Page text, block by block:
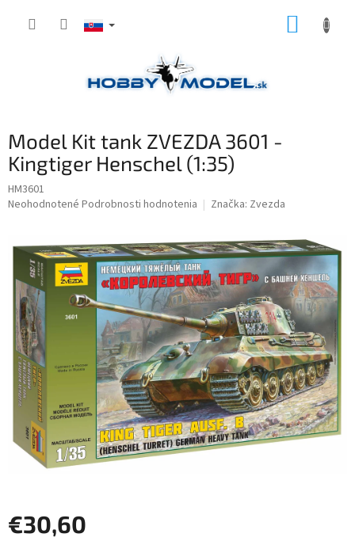
Model Kit tank ZVEZDA 3601 -
Kingtiger Henschel (1:35)
HM3601
Priemerné
je
hviezdičiek.
Neohodnotené Podrobnosti hodnotenia Značka: Zvezda
€30,60